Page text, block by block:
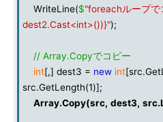
WriteLine($"foreachループ
dest2.Cast<int>())}");
// Array.Copyでコピー
int[,] dest3 = new int
src.GetLength(1)];
Array.Copy(src, dest3, src.